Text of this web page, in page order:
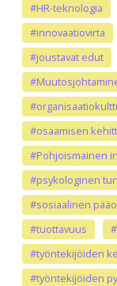
#HR-teknologia
#innovaatiovirta
#joustavat edut
#osaamisen
#Pohjoismainen
#psykologinen
#sosiaalinen
#tuottavuus
#työntekijöiden
#työntekijöiden